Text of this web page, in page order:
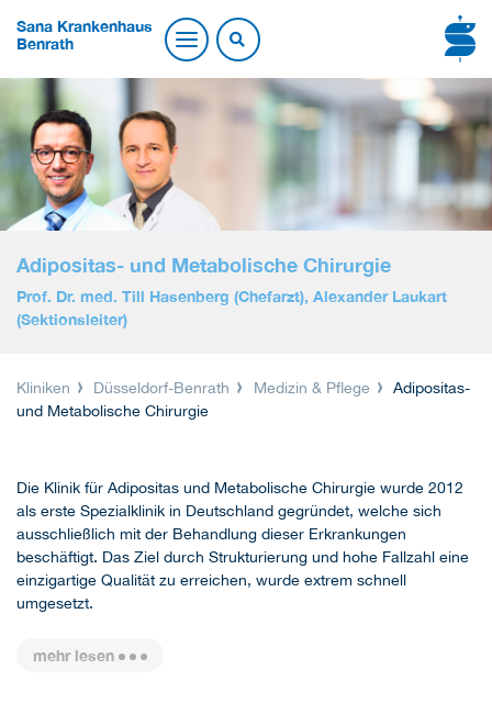
Sana Krankenhaus
Benrath
Adipositas- und Metabolische Chirurgie
Prof. Dr. med. Till Hasenberg (Chefarzt), Alexander Laukart
(Sektionsleiter)
Kliniken Düsseldorf-Benrath Medizin & Pflege
Adipositas-
und Metabolische Chirurgie
Die Klinik für Adipositas und Metabolische Chirurgie wurde 2012
als erste Spezialklinik in Deutschland gegründet, welche sich
ausschließlich mit der Behandlung dieser Erkrankungen
beschäftigt. Das Ziel durch Strukturierung und hohe Fallzahl eine
einzigartige Qualität zu erreichen, wurde extrem schnell
umgesetzt.
mehr lesen